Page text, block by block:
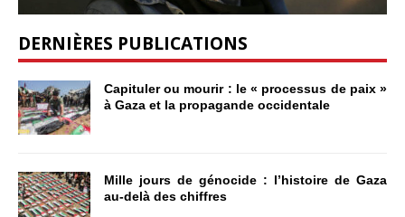
DERNIÈRES PUBLICATIONS
Capituler ou mourir : le « processus de paix »
à Gaza et la propagande occidentale
Mille jours de génocide : l’histoire de Gaza
au-delà des chiffres